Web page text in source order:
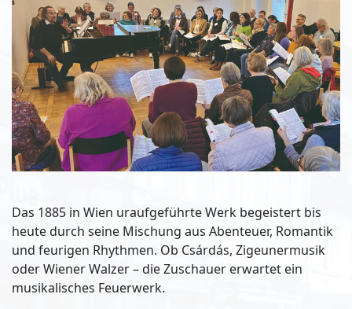
Das 1885 in Wien uraufgeführte Werk begeistert bis
heute durch seine Mischung aus Abenteuer, Romantik
und feurigen Rhythmen. Ob Csárdás, Zigeunermusik
oder Wiener Walzer – die Zuschauer erwartet ein
musikalisches Feuerwerk.